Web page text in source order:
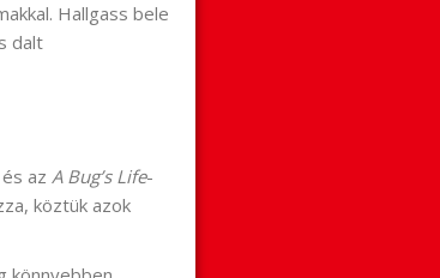
Hallgass bele
dalt
az A Bug’s Life-
köztük azok